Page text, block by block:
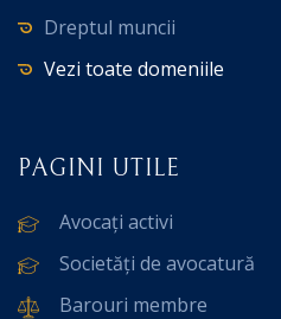
Dreptul muncii
Vezi toate domeniile
PAGINI UTILE
Avocați activi
Societăți de avocatură
Barouri membre